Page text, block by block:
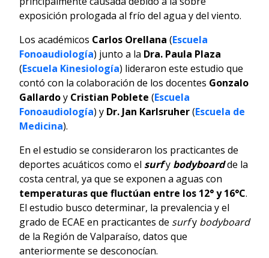
exposición prologada al frío del agua y del viento.
Los académicos Carlos Orellana (Escuela
Fonoaudiología) junto a la Dra. Paula Plaza
(Escuela Kinesiología) lideraron este estudio que
contó con la colaboración de los docentes Gonzalo
Gallardoy Cristian Poblete (Escuela
Fonoaudiología) y Dr. Jan Karlsruher(Escuela de
Medicina).
En el estudio se consideraron los practicantes de
deportes acuáticos como el surfy bodyboardde la
costa central, ya que se exponen a aguas con
temperaturas que fluctúan entre los 12° y 16°C.
El estudio busco determinar, la prevalencia y el
grado de ECAE en practicantes de surfy bodyboard
de la Región de Valparaíso, datos que
anteriormente se desconocían.